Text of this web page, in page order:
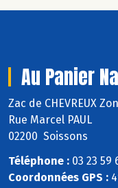
Au Panier
Zac de CHEVREUX
Rue Marcel PAUL
02200 Soissons
Téléphone : 03 23 59
Coordonnées GPS :